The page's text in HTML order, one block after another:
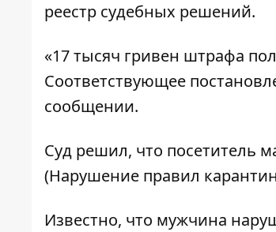
реестр судебных решений.
«17 тысяч гривен штрафа
Соответствующее
сообщении.
Суд решил, что посетитель
(Нарушение правил
Известно, что мужчина